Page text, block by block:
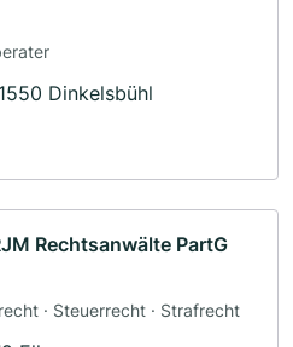
Dinkelsbühl
Rechtsanwälte PartG
· Steuerrecht · Strafrecht